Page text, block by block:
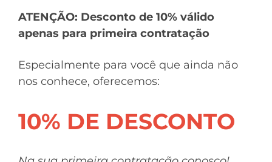
ATENÇÃO: Desconto de 10% válido
apenas para primeira contratação
Especialmente para você que ainda não
nos conhece, oferecemos:
10% DE DESCONTO